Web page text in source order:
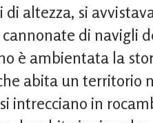
altezza, si
di navigli
è ambientata la
abita un territorio
intrecciano in